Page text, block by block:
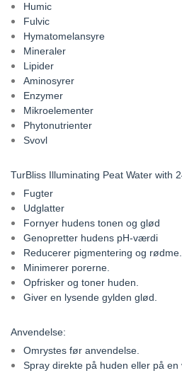
Humic
Fulvic
Hymatomelansyre
Mineraler
Lipider
Aminosyrer
Enzymer
Mikroelementer
Phytonutrienter
Svovl
TurBliss Illuminating Peat Water with
Fugter
Udglatter
Fornyer hudens tonen og glød
Genopretter hudens pH-værdi
Reducerer pigmentering og rødme.
Minimerer porerne.
Opfrisker og toner huden.
Giver en lysende gylden glød.
Anvendelse:
Omrystes før anvendelse.
Spray direkte på huden eller på